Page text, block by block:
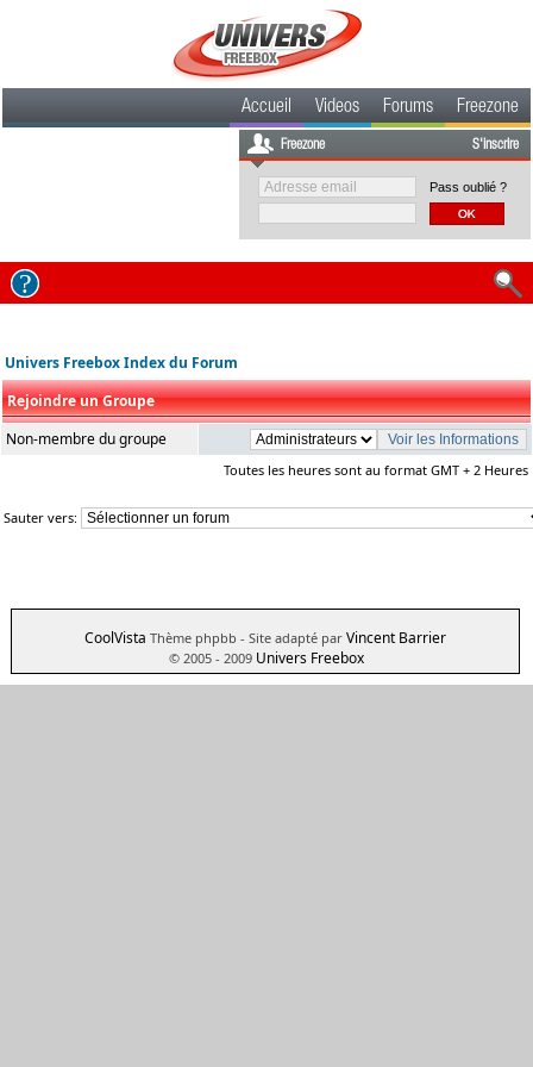
Accueil Videos Forums Freezone
Freezone S'inscrire
Pass oublié ?
Univers Freebox Index du Forum
Rejoindre un Groupe
Non-membre du groupe
Toutes les heures sont au format GMT + 2 Heures
Sauter vers:
CoolVista Thème phpbb - Site adapté par Vincent Barrier
© 2005 - 2009 Univers Freebox